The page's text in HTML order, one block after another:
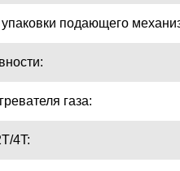
подающего
газа:
4T: